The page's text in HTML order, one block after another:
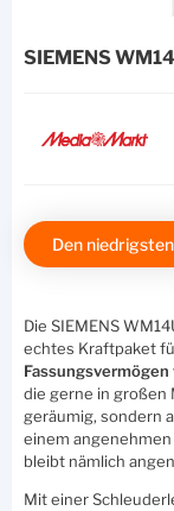
SIEMENS
Den
Die SIEMENS
echtes Kraftpaket
die gerne in großen
geräumig, sondern
einem
bleibt nämlich
Mit einer